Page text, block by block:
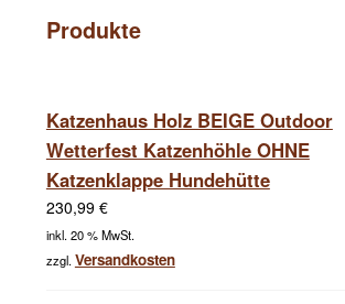
Produkte
Katzenhaus Holz BEIGE Outdoor
Wetterfest Katzenhöhle OHNE
Katzenklappe Hundehütte
230,99 €
inkl. 20 % MwSt.
zzgl. Versandkosten